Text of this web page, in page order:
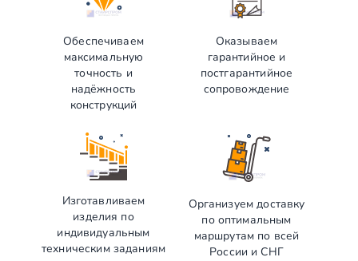
Обеспечиваем
максимальную
точность и
надёжность
конструкций
Оказываем
гарантийное и
постгарантийное
сопровождение
Изготавливаем
изделия по
индивидуальным
техническим заданиям
Организуем доставку
по оптимальным
маршрутам по всей
России и СНГ